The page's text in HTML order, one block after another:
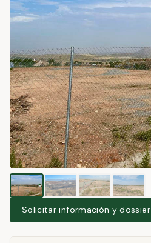
Solicitar información y dossier